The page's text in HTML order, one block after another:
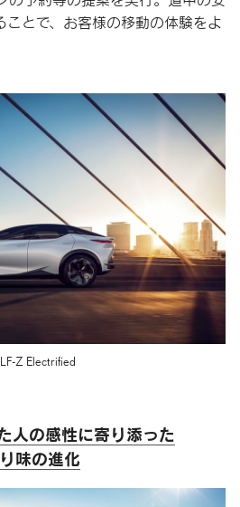
ことで、お客様の移動の体験をよ
LF-Z Electrified
人の感性に寄り添った
味の進化